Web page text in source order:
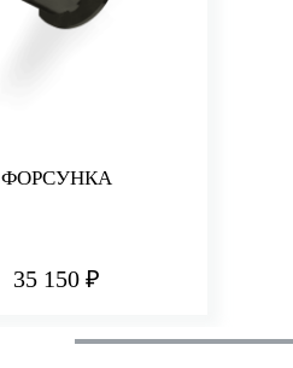
ФОРСУНКА
35 150 ₽